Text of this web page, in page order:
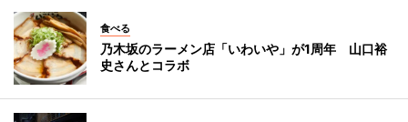
食べる
乃木坂のラーメン店「いわいや」が1周年 山口裕
史さんとコラボ